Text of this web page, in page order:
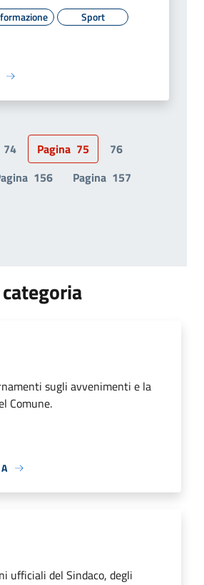
Sport
74 Pagina 75
76
156 Pagina 157
sugli avvenimenti e la
Comune.
ufficiali del Sindaco, degli